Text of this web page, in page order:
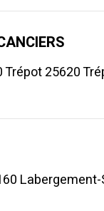
Trépot 25620